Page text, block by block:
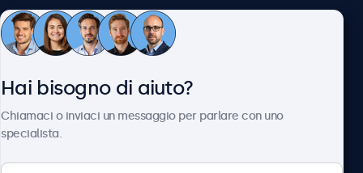
Servizio Clienti
Hai bisogno di aiuto?
Chiamaci o inviaci un messaggio per parlare con uno
specialista.